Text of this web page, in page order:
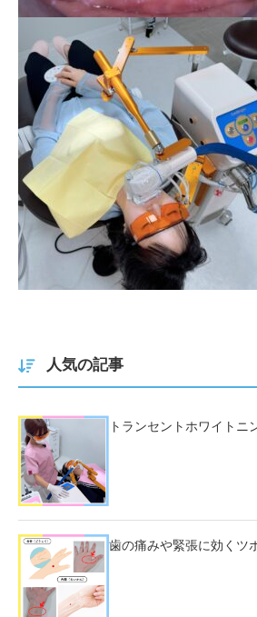
人気の記事
トランセントホワイト
歯の痛みや緊張に効くツ